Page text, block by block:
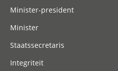
Minister-president
Minister
Staatssecretaris
Integriteit